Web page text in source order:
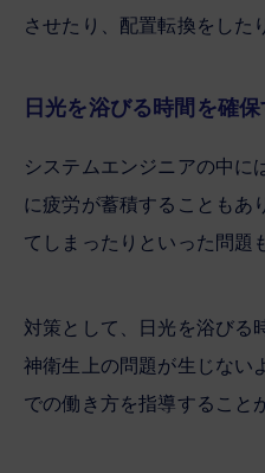
させたり、配置転換をした
日光を浴びる時間を確保
システムエンジニアの中に
に疲労が蓄積することもあ
てしまったりといった問題
対策として、日光を浴びる
神衛生上の問題が生じない
での働き方を指導すること